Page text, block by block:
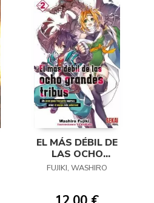
EL MÁS DÉBIL DE
LAS OCHO
GRANDES TRIBUS
FUJIKI, WASHIRO